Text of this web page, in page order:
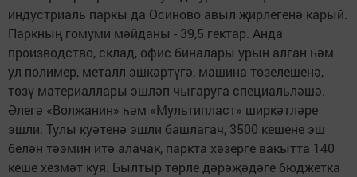
индустриаль паркы да Осиново авыл җирлегенә карый.
Паркның гомуми мәйданы - 39,5 гектар. Анда
производство, склад, офис биналары урын алган һәм
ул полимер, металл эшкәртүгә, машина төзелешенә,
төзү материаллары эшләп чыгаруга специальләшә.
Әлегә «Волжанин» һәм «Мультипласт» ширкәтләре
эшли. Тулы куәтенә эшли башлагач, 3500 кешене эш
белән тәэмин итә алачак, паркта хәзерге вакытта 140
кеше хезмәт куя. Былтыр төрле дәрәҗәдәге бюджетка